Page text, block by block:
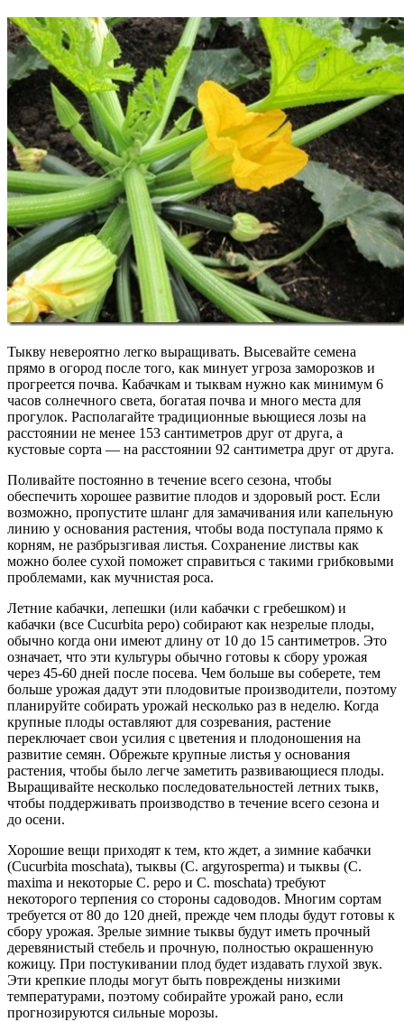
Тыкву невероятно легко выращивать. Высевайте семена
прямо в огород после того, как минует угроза заморозков и
прогреется почва. Кабачкам и тыквам нужно как минимум 6
часов солнечного света, богатая почва и много места для
прогулок. Располагайте традиционные вьющиеся лозы на
расстоянии не менее 153 сантиметров друг от друга, а
кустовые сорта — на расстоянии 92 сантиметра друг от друга.
Поливайте постоянно в течение всего сезона, чтобы
обеспечить хорошее развитие плодов и здоровый рост. Если
возможно, пропустите шланг для замачивания или капельную
линию у основания растения, чтобы вода поступала прямо к
корням, не разбрызгивая листья. Сохранение листвы как
можно более сухой поможет справиться с такими грибковыми
проблемами, как мучнистая роса.
Летние кабачки, лепешки (или кабачки с гребешком) и
кабачки (все Cucurbita pepo) собирают как незрелые плоды,
обычно когда они имеют длину от 10 до 15 сантиметров. Это
означает, что эти культуры обычно готовы к сбору урожая
через 45-60 дней после посева. Чем больше вы соберете, тем
больше урожая дадут эти плодовитые производители, поэтому
планируйте собирать урожай несколько раз в неделю. Когда
крупные плоды оставляют для созревания, растение
переключает свои усилия с цветения и плодоношения на
развитие семян. Обрежьте крупные листья у основания
растения, чтобы было легче заметить развивающиеся плоды.
Выращивайте несколько последовательностей летних тыкв,
чтобы поддерживать производство в течение всего сезона и
до осени.
Хорошие вещи приходят к тем, кто ждет, а зимние кабачки
(Cucurbita moschata), тыквы (C. argyrosperma) и тыквы (C.
maxima и некоторые C. pepo и C. moschata) требуют
некоторого терпения со стороны садоводов. Многим сортам
требуется от 80 до 120 дней, прежде чем плоды будут готовы к
сбору урожая. Зрелые зимние тыквы будут иметь прочный
деревянистый стебель и прочную, полностью окрашенную
кожицу. При постукивании плод будет издавать глухой звук.
Эти крепкие плоды могут быть повреждены низкими
температурами, поэтому собирайте урожай рано, если
прогнозируются сильные морозы.